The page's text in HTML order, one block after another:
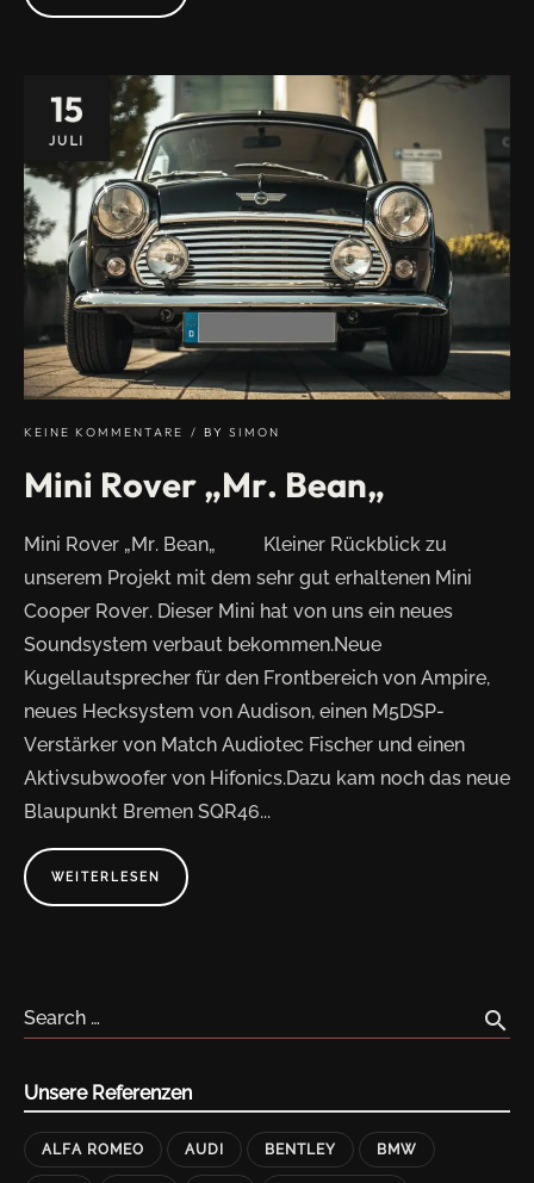
O
I
I
C
O
O
P
R
2
0
0
9
–
2
0
3
15
JULI
KEINE KOMMENTARE BY SIMON
Mini Rover „Mr. Bean„
Mini Rover „Mr. Bean„ Kleiner Rückblick zu
unserem Projekt mit dem sehr gut erhaltenen Mini
Cooper Rover. Dieser Mini hat von uns ein neues
Soundsystem verbaut bekommen.Neue
Kugellautsprecher für den Frontbereich von Ampire,
neues Hecksystem von Audison, einen M5DSP-
Verstärker von Match Audiotec Fischer und einen
Aktivsubwoofer von Hifonics.Dazu kam noch das neue
Blaupunkt Bremen SQR46...
WEITERLESEN
O
R
„
R
.
Search … search
Unsere Referenzen
ALFA ROMEO AUDI BENTLEY BMW